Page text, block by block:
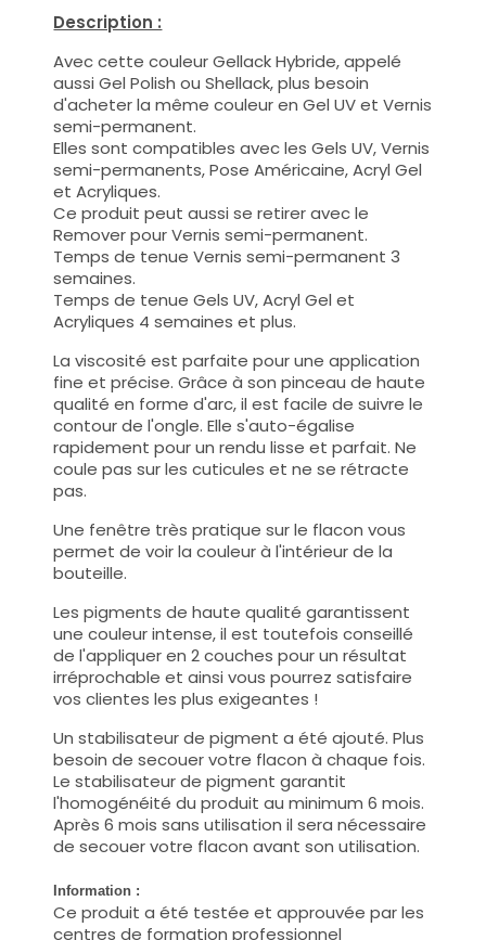
Description :
Avec cette couleur Gellack Hybride, appelé
aussi Gel Polish ou Shellack, plus besoin
d'acheter la même couleur en Gel UV et Vernis
semi-permanent.
Elles sont compatibles avec les Gels UV, Vernis
semi-permanents, Pose Américaine, Acryl Gel
et Acryliques.
Ce produit peut aussi se retirer avec le
Remover pour Vernis semi-permanent.
Temps de tenue Vernis semi-permanent 3
semaines.
Temps de tenue Gels UV, Acryl Gel et
Acryliques 4 semaines et plus.
La viscosité est parfaite pour une application
fine et précise. Grâce à son pinceau de haute
qualité en forme d'arc, il est facile de suivre le
contour de l'ongle. Elle s'auto-égalise
rapidement pour un rendu lisse et parfait. Ne
coule pas sur les cuticules et ne se rétracte
pas.
Une fenêtre très pratique sur le flacon vous
permet de voir la couleur à l'intérieur de la
bouteille.
Les pigments de haute qualité garantissent
une couleur intense, il est toutefois conseillé
de l'appliquer en 2 couches pour un résultat
irréprochable et ainsi vous pourrez satisfaire
vos clientes les plus exigeantes !
Un stabilisateur de pigment a été ajouté. Plus
besoin de secouer votre flacon à chaque fois.
Le stabilisateur de pigment garantit
l'homogénéité du produit au minimum 6 mois.
Après 6 mois sans utilisation il sera nécessaire
de secouer votre flacon avant son utilisation.
Information :
Ce produit a été testée et approuvée par les
centres de formation professionnel